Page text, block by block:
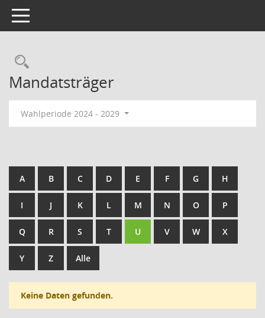
Toggle navigation
Rechercheauswahl
Mandatsträger
Wahlperiode 2024 - 2029
A B C D E F G H
I J K L M N O P
Q R S T U V W X
Y Z Alle
Keine Daten gefunden.